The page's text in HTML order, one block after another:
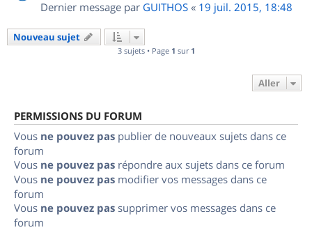
Dernier message par GUITHOS « 19 juil. 2015, 18:48
Nouveau sujet
3 sujets • Page 1 sur 1
Aller
PERMISSIONS DU FORUM
Vous ne pouvez pas publier de nouveaux sujets dans ce
forum
Vous ne pouvez pas répondre aux sujets dans ce forum
Vous ne pouvez pas modifier vos messages dans ce
forum
Vous ne pouvez pas supprimer vos messages dans ce
forum